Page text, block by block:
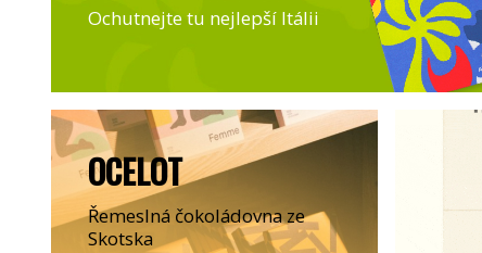
Ochutnejte tu nejlepší Itálii
OCELOT
Řemeslná čokoládovna ze
Skotska